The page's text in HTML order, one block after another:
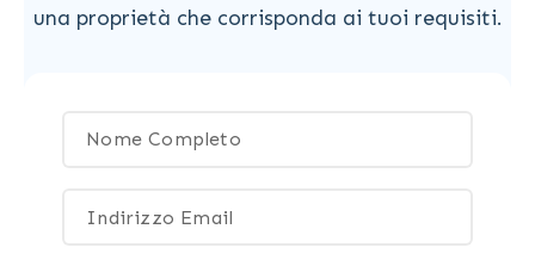
una proprietà che corrisponda ai tuoi requisiti.